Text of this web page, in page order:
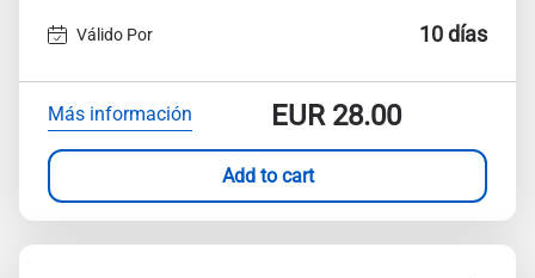
Válido Por 10 días
Más información EUR28.00
Add to cart